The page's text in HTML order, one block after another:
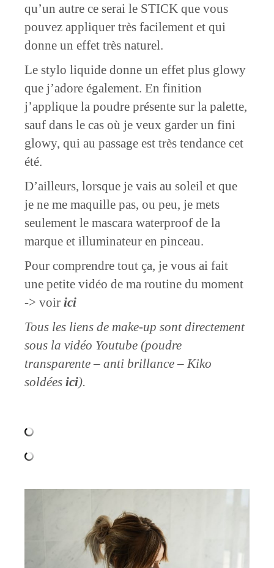
qu’un autre ce serai le STICK que vous
pouvez appliquer très facilement et qui
donne un effet très naturel.
Le stylo liquide donne un effet plus glowy
que j’adore également. En finition
j’applique la poudre présente sur la palette,
sauf dans le cas où je veux garder un fini
glowy, qui au passage est très tendance cet
été.
D’ailleurs, lorsque je vais au soleil et que
je ne me maquille pas, ou peu, je mets
seulement le mascara waterproof de la
marque et illuminateur en pinceau.
Pour comprendre tout ça, je vous ai fait
une petite vidéo de ma routine du moment
-> voirici
Tous les liens de make-up sont directement
sous la vidéo Youtube (poudre
transparente – anti brillance – Kiko
soldéesici).